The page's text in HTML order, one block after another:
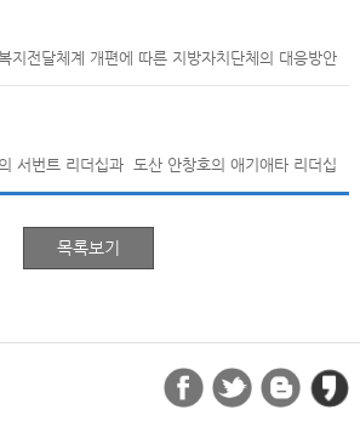
지전달체계 개편에 따른 지방자치단체의 대응방안
서번트 리더십과 도산 안창호의 애기애타 리더십